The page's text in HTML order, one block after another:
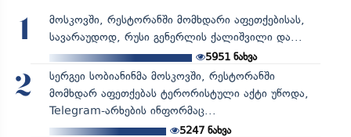
1
მოსკოვში, რესტორანში მომხდარი აფეთქებისას,
სავარაუდოდ, რუსი გენერლის ქალიშვილი და...
5951 ნახვა
2
სერგეი სობიანინმა მოსკოვში, რესტორანში
მომხდარ აფეთქებას ტერორისტული აქტი უწოდა,
Telegram-არხების ინფორმაც...
5247ნახვა